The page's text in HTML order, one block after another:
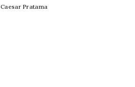
Caesar Pratama